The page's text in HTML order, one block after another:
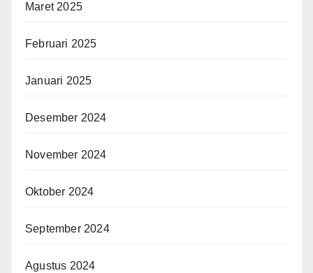
Maret 2025
Februari 2025
Januari 2025
Desember 2024
November 2024
Oktober 2024
September 2024
Agustus 2024